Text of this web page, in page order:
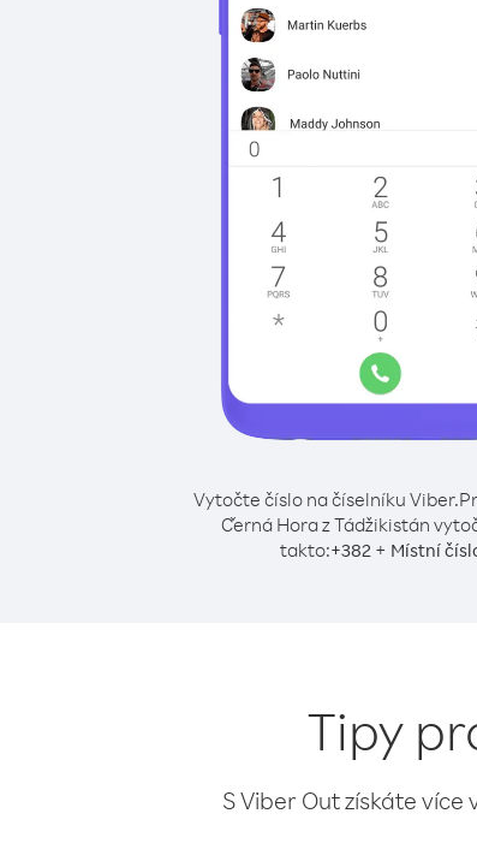
Vytočte číslo na číselníku Viber.
Černá Hora z Tádžikistán
takto:+382+ Místní
Tipy
S Viber Out získáte